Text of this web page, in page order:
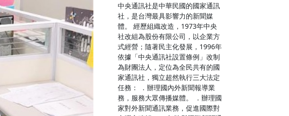
中央通訊社是中華民國的國家通訊
社，是台灣最具影響力的新聞媒
體。 經歷組織改造，1973年中央
社改組為股份有限公司，以企業方
式經營；隨著民主化發展，1996年
依據「中央通訊社設置條例」改制
為財團法人，定位為全民共有的國
家通訊社，獨立超然執行三大法定
任務： ．辦理國內外新聞報導業
務，服務大眾傳播媒體。 ．辦理國
家對外新聞通訊業務，促進國際對